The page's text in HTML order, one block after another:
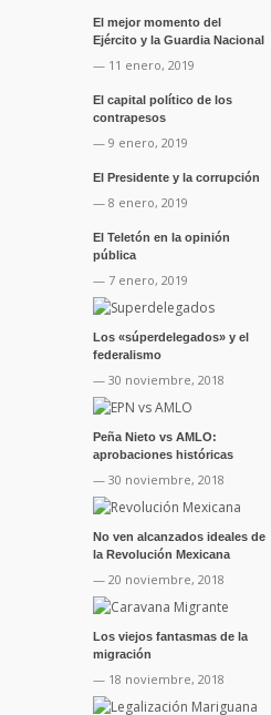
El mejor momento del
Ejército y la Guardia Nacional
— 11 enero, 2019
El capital político de los
contrapesos
— 9 enero, 2019
El Presidente y la corrupción
— 8 enero, 2019
El Teletón en la opinión
pública
— 7 enero, 2019
Los «súperdelegados» y el
federalismo
— 30 noviembre, 2018
Peña Nieto vs AMLO:
aprobaciones históricas
— 30 noviembre, 2018
No ven alcanzados ideales de
la Revolución Mexicana
— 20 noviembre, 2018
Los viejos fantasmas de la
migración
— 18 noviembre, 2018